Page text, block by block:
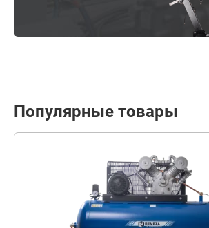
Популярные товары